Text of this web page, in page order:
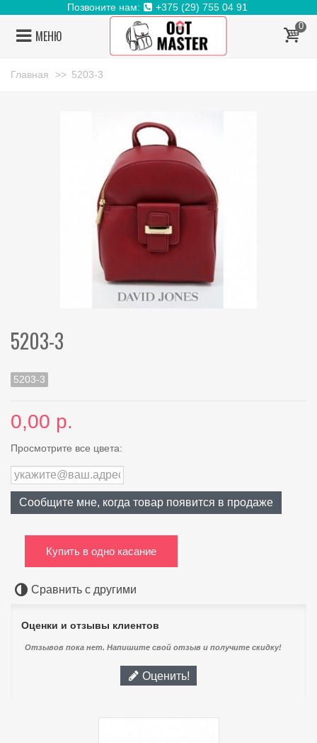
Позвоните нам: +375 (29) 755 04 91
МЕНЮ
0
Главная >> 5203-3
5203-3
5203-3
0,00 р.
Просмотрите все цвета:
Сообщите мне, когда товар появится в продаже
Купить в одно касание
Сравнить с другими
Оценки и отзывы клиентов
Отзывов пока нет. Напишите свой отзыв и получите скидку!
Оценить!